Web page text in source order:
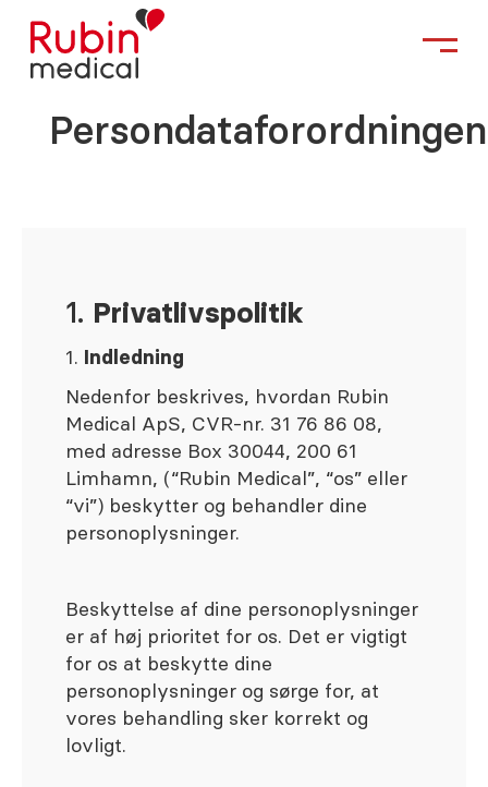
Persondataforordningen
1. Privatlivspolitik
1. Indledning
Nedenfor beskrives, hvordan Rubin
Medical ApS, CVR-nr. 31 76 86 08,
med adresse Box 30044, 200 61
Limhamn, (“Rubin Medical”, “os” eller
“vi”) beskytter og behandler dine
personoplysninger.
Beskyttelse af dine personoplysninger
er af høj prioritet for os. Det er vigtigt
for os at beskytte dine
personoplysninger og sørge for, at
vores behandling sker korrekt og
lovligt.